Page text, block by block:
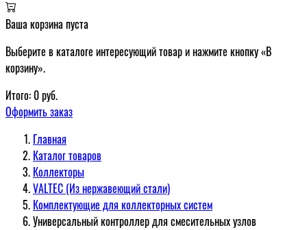
Ваша корзина пуста
Выберите в каталоге интересующий товар и нажмите кнопку «В
корзину».
Итого: 0руб.
Оформить заказ
Главная
Каталог товаров
Коллекторы
VALTEC (Из нержавеющий стали)
Комплектующие для коллекторных систем
Универсальный контроллер для смесительных узлов